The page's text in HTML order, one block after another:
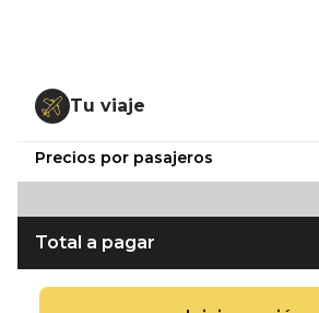
Tu viaje
Precios por pasajeros
Total a pagar